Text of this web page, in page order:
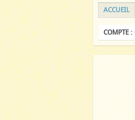
ACCUEIL
COMPTE